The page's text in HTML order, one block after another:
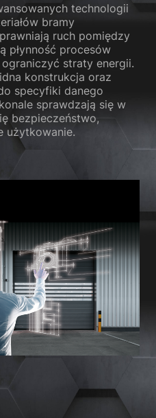
technologii
bramy
ruch pomiędzy
płynność procesów
straty energii.
konstrukcja oraz
specyfiki danego
sprawdzają się w
bezpieczeństwo,
użytkowanie.